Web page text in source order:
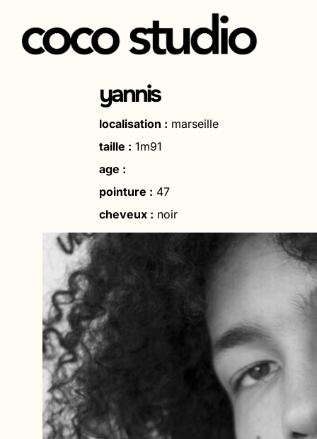
Aller
yannis
localisation : marseille
taille : 1m91
age :
pointure : 47
cheveux : noir